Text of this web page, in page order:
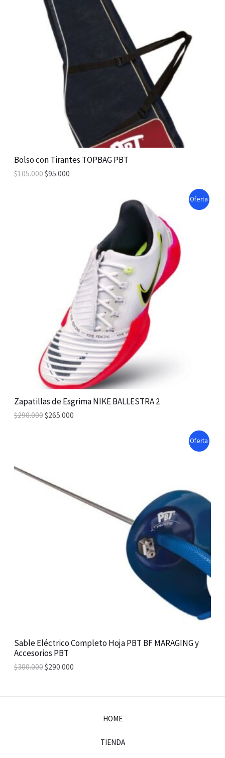
Bolso con Tirantes TOPBAG PBT
E
$105.000$95.000
Zapatillas de Esgrima NIKE BALLESTRA 2
OfertaP
E
$290.000$265.000
Sable Eléctrico Completo Hoja PBT BF MARAGING y
Accesorios PBT
OfertaP
D
T
O
S
$300.000$290.000
HOME
TIENDA